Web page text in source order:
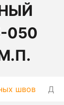
050
швов